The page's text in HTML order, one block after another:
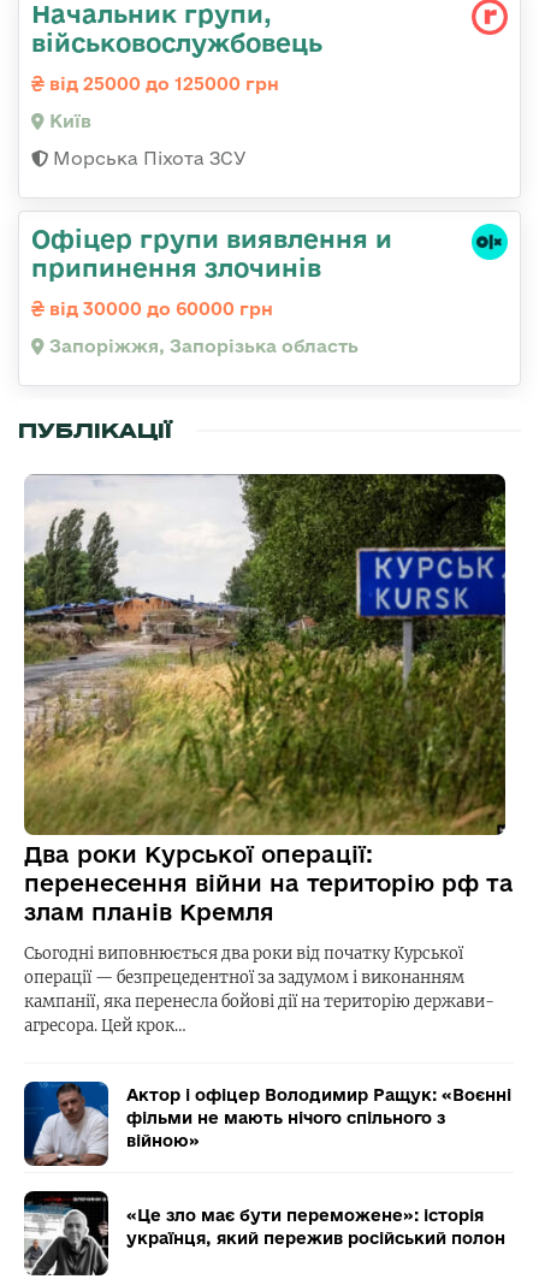
Начальник групи,
військовослужбовець
від 25000 до 125000 грн
Київ
Морська Піхота ЗСУ
Офіцер групи виявлення и
припинення злочинів
від 30000 до 60000 грн
Запоріжжя, Запорізька область
ПУБЛІКАЦІЇ
Два роки Курської операції:
перенесення війни на територію рф та
злам планів Кремля
Сьогодні виповнюється два роки від початку Курської
операції — безпрецедентної за задумом і виконанням
кампанії, яка перенесла бойові дії на територію держави-
агресора. Цей крок…
Актор і офіцер Володимир Ращук: «Воєнні
фільми не мають нічого спільного з
війною»
«Це зло має бути переможене»: історія
українця, який пережив російський полон